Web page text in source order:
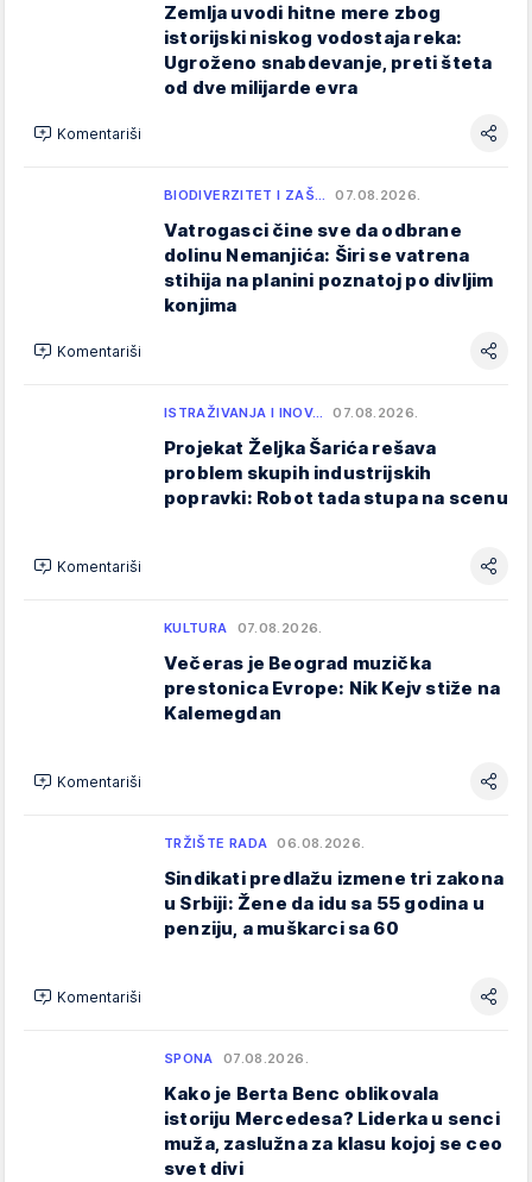
Zemlja uvodi hitne mere zbog
istorijski niskog vodostaja reka:
Ugroženo snabdevanje, preti šteta
od dve milijarde evra
Komentariši
BIODIVERZITET I ZAŠ… 07.08.2026.
Vatrogasci čine sve da odbrane
dolinu Nemanjića: Širi se vatrena
stihija na planini poznatoj po divljim
konjima
Komentariši
ISTRAŽIVANJA I INOV… 07.08.2026.
Projekat Željka Šarića rešava
problem skupih industrijskih
popravki: Robot tada stupa na scenu
Komentariši
KULTURA 07.08.2026.
Večeras je Beograd muzička
prestonica Evrope: Nik Kejv stiže na
Kalemegdan
Komentariši
TRŽIŠTE RADA 06.08.2026.
Sindikati predlažu izmene tri zakona
u Srbiji: Žene da idu sa 55 godina u
penziju, a muškarci sa 60
Komentariši
SPONA 07.08.2026.
Kako je Berta Benc oblikovala
istoriju Mercedesa? Liderka u senci
muža, zaslužna za klasu kojoj se ceo
svet divi